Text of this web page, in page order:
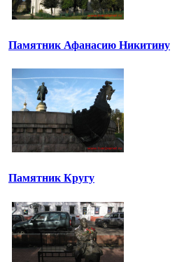
Памятник Афанасию Никитину
Памятник Кругу